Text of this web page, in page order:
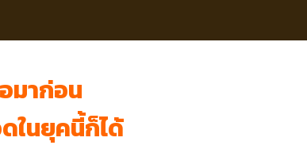
มาก่อน
ในยุคนี้ก็ได้